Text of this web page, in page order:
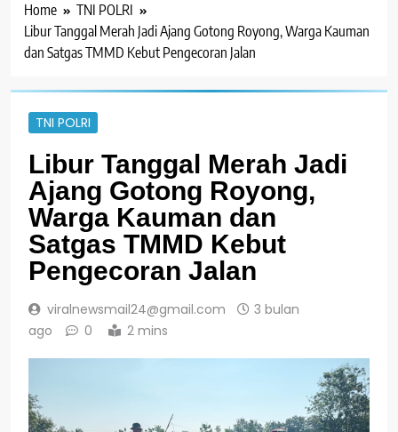
Home
TNI POLRI
Libur Tanggal Merah Jadi Ajang Gotong Royong, Warga Kauman
dan Satgas TMMD Kebut Pengecoran Jalan
TNI POLRI
Libur Tanggal Merah Jadi
Ajang Gotong Royong,
Warga Kauman dan
Satgas TMMD Kebut
Pengecoran Jalan
viralnewsmail24@gmail.com
3 bulan
ago
0 2 mins